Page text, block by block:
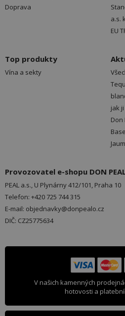
Doprava
a.s.
EU
Top produkty
Vína a sekty
jak
Provozovatel e-shopu DON
PEAL a.s., U Plynárny 412/101, Praha 10
Telefon: +420 725 744 315
E-mail: objednavky@donpealo.cz
DIČ: CZ25775634
V našich kamenných
hotovosti a